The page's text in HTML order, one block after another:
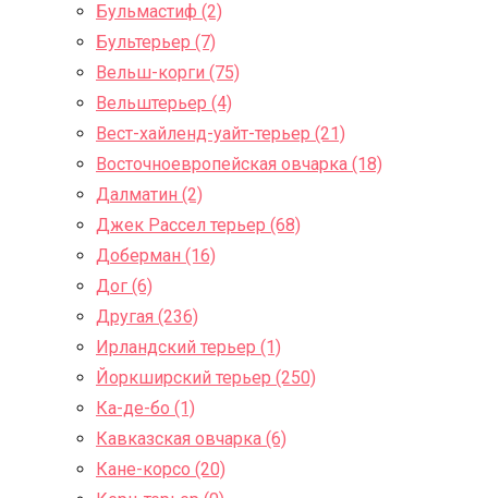
Бульмастиф (2)
Бультерьер (7)
Вельш-корги (75)
Вельштерьер (4)
Вест-хайленд-уайт-терьер (21)
Восточноевропейская овчарка (18)
Далматин (2)
Джек Рассел терьер (68)
Доберман (16)
Дог (6)
Другая (236)
Ирландский терьер (1)
Йоркширский терьер (250)
Ка-де-бо (1)
Кавказская овчарка (6)
Кане-корсо (20)